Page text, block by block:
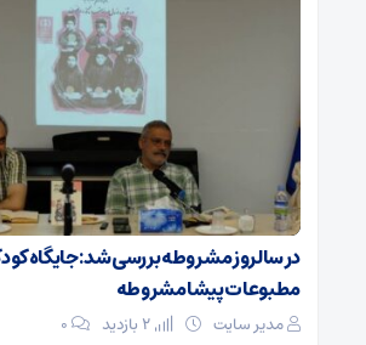
در سالروز مشروطه بررسی شد: جایگاه
مطبوعات پیشامشروطه
مدیر سایت ۰